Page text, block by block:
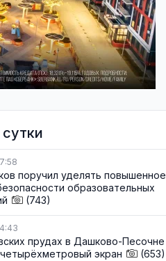
поручил уделять повышенное
образовательных
(743)
прудах в Дашково-Песочне
экран
(653)